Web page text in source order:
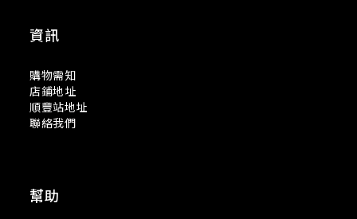
資訊
購物需知
店鋪地址
順豐站地址
聯絡我們
幫助